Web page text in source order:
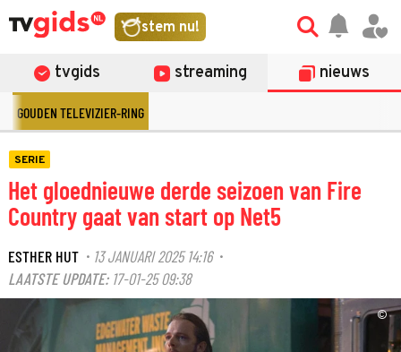
stem nu!
tvgids streaming nieuws
GOUDEN TELEVIZIER-RING
SERIE
Het gloednieuwe derde seizoen van Fire
Country gaat van start op Net5
ESTHER HUT · 13 JANUARI 2025 14:16·
LAATSTE UPDATE: 17-01-25 09:38
©